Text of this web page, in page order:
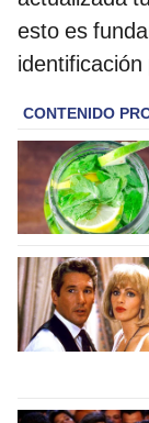
esto es